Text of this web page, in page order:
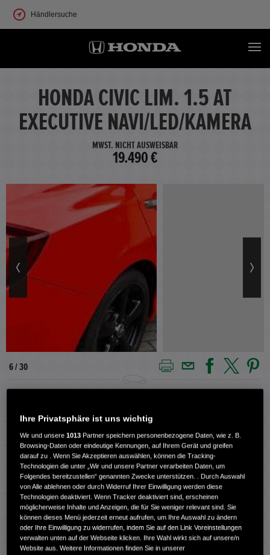
Händlersuche
HONDA CIVIC LIM. 1.5 AT
EXECUTIVE NAVI/LED/KAMERA
MWST. NICHT AUSWEISBAR
19.490 €
7 / 30
Kilometerstand 57.320 km
Kraftstoffart Benzin
Getriebe Automatik
Türen 4
Leistung 134 kW / 182 PS
Ihre Privatsphäre ist uns wichtig
Wir und unsere1013 Partner speichern personenbezogene Daten, wie z. B.
Browsing-Daten oder eindeutige Kennungen, auf Ihrem Gerät und greifen
darauf zu . Wenn Sie Akzeptieren auswählen, können die Tracking-
Technologien die unter „Wir und unsere Partner verarbeiten Daten, um
Folgendes bereitzustellen“ genannten Zwecke unterstützen. . Durch Auswahl
von Alle ablehnen oder durch Widerruf Ihrer Einwilligung werden diese
Technologien deaktiviert. Wenn Tracker deaktiviert sind, erscheinen
möglicherweise Inhalte und Anzeigen, die für Sie weniger relevant sind. Sie
können dieses Menü jederzeit erneut aufrufen, um Ihre Auswahl zu ändern
oder Ihre Einwilligung zu widerrufen, indem Sie auf den Link Voreinstellungen
verwalten unten auf der Webseite klicken. Ihre Wahl wirkt sich auf unsere/n
Website aus. Weitere Informationen finden Sie in unserer